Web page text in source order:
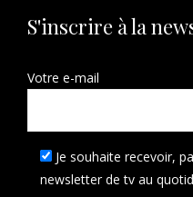
S'inscrire à la
Votre e-mail
Je souhaite recevoir,
newsletter de tv au